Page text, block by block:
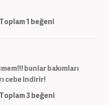
Toplam1 beğeni
bunlar bakımları
cebe indirir!
Toplam3beğeni